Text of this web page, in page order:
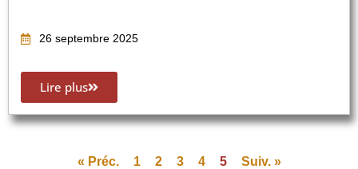
26 septembre 2025
Lire plus
« Préc. 1 2 3 4 5 Suiv. »